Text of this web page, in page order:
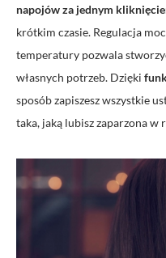
napojów za jednym
krótkim czasie. Regulacja
temperatury pozwala
własnych potrzeb. Dzięki
sposób zapiszesz wszystkie
taka, jaką lubisz zaparzona